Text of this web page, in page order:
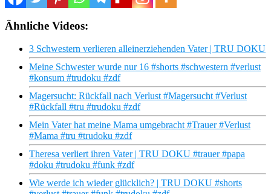
Ähnliche Videos:
3 Schwestern verlieren alleinerziehenden Vater | TRU DOKU
Meine Schwester wurde nur 16 #shorts #schwestern #verlust
#konsum #trudoku #zdf
Magersucht: Rückfall nach Verlust #Magersucht #Verlust
#Rückfall #tru #trudoku #zdf
Mein Vater hat meine Mama umgebracht #Trauer #Verlust
#Mama #tru #trudoku #zdf
Theresa verliert ihren Vater | TRU DOKU #trauer #papa
#doku #trudoku #funk #zdf
Wie werde ich wieder glücklich? | TRU DOKU #shorts